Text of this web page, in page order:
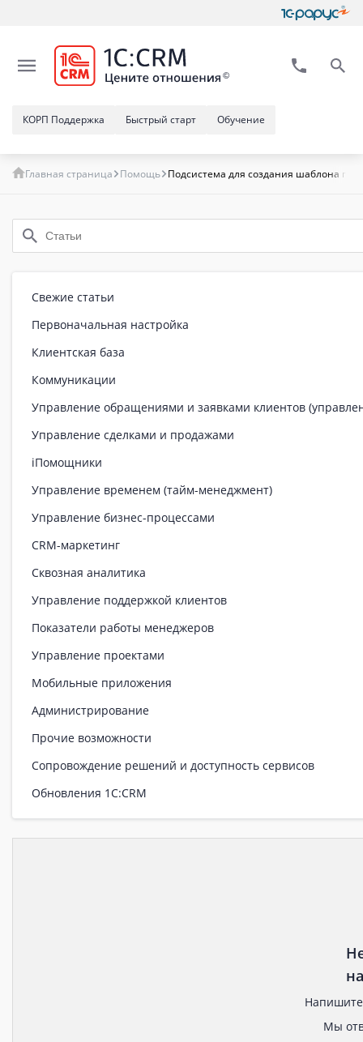
Обучение
Быстрый старт
КОРП Поддержка
Главная страница Помощь Подсистема для создания шаблона
Свежие статьи
Первоначальная настройка
Клиентская база
Коммуникации
Управление обращениями и заявками клиентов
Управление сделками и продажами
iПомощники
Управление временем (тайм-менеджмент)
Управление бизнес-процессами
CRM-маркетинг
Сквозная аналитика
Управление поддержкой клиентов
Показатели работы менеджеров
Управление проектами
Мобильные приложения
Администрирование
Прочие возможности
Сопровождение решений и доступность сервисов
Обновления 1С:CRM
Мы